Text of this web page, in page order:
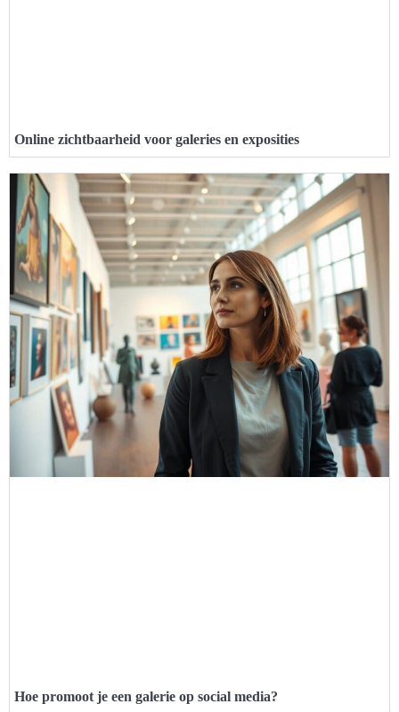
Online zichtbaarheid voor galeries en exposities
Hoe promoot je een galerie op social media?